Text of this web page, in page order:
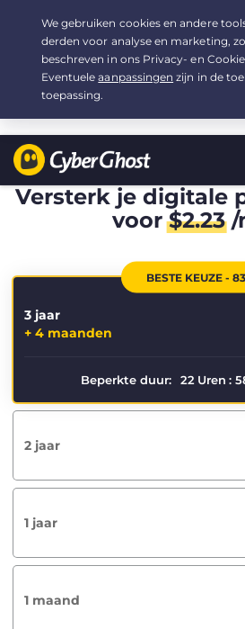
Uw keuze:de beste aanbieding voor
2.23/maand
Versterk je digitale
voor$2.23/
BESTE KEUZE -
3 jaar
+ 4 maanden
Beperkte duur: 22 Uren :
2 jaar
1 jaar
1 maand